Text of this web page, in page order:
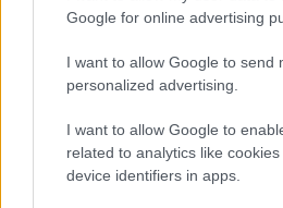
Google for online advertising
I want to allow Google to send
personalized advertising.
I want to allow Google to
related to analytics like
device identifiers in apps.